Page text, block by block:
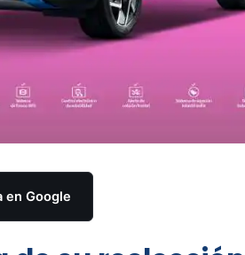
en Google